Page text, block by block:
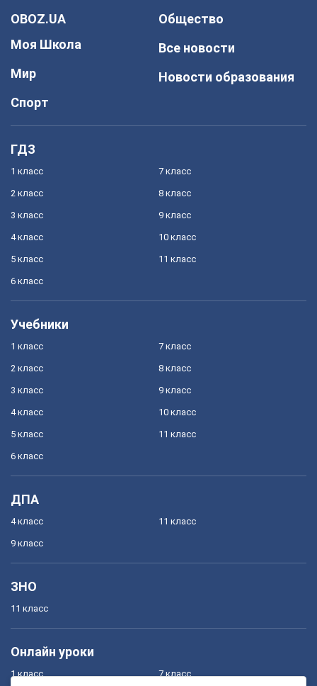
OBOZ.UA
Моя Школа
Мир
Спорт
Общество
Все новости
Новости образования
ГДЗ
1 класс
2 класс
3 класс
4 класс
5 класс
6 класс
7 класс
8 класс
9 класс
10 класс
11 класс
Учебники
1 класс
2 класс
3 класс
4 класс
5 класс
6 класс
7 класс
8 класс
9 класс
10 класс
11 класс
ДПА
4 класс
9 класс
11 класс
ЗНО
11 класс
Онлайн уроки
1 класс 7 класс